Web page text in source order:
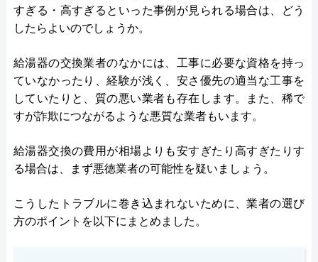
すぎる・高すぎるといった事例が見られる場合は、どう
したらよいのでしょうか。
給湯器の交換業者のなかには、工事に必要な資格を持っ
ていなかったり、経験が浅く、安さ優先の適当な工事を
していたりと、質の悪い業者も存在します。また、稀で
すが詐欺につながるような悪質な業者もいます。
給湯器交換の費用が相場よりも安すぎたり高すぎたりす
る場合は、まず悪徳業者の可能性を疑いましょう。
こうしたトラブルに巻き込まれないために、業者の選び
方のポイントを以下にまとめました。